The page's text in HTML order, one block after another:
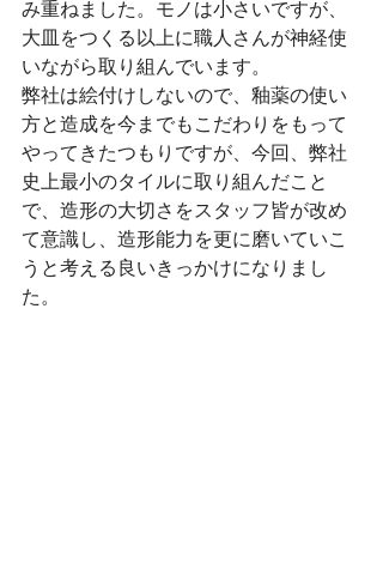
み重ねました。モノは小さいですが、
大皿をつくる以上に職人さんが神経使
いながら取り組んでいます。
弊社は絵付けしないので、釉薬の使い
方と造成を今までもこだわりをもって
やってきたつもりですが、今回、弊社
史上最小のタイルに取り組んだこと
で、造形の大切さをスタッフ皆が改め
て意識し、造形能力を更に磨いていこ
うと考える良いきっかけになりまし
た。